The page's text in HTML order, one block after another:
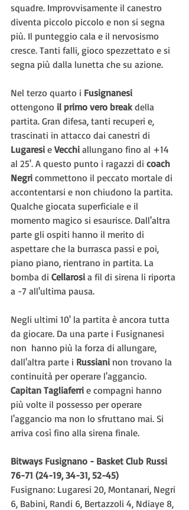
squadre. Improvvisamente il canestro
diventa piccolo piccolo e non si segna
più. Il punteggio cala e il nervosismo
cresce. Tanti falli, gioco spezzettato e si
segna più dalla lunetta che su azione.
Nel terzo quarto i Fusignanesi
ottengono il primo vero break della
partita. Gran difesa, tanti recuperi e,
trascinati in attacco dai canestri di
Lugaresi e Vecchi allungano fino al +14
al 25'. A questo punto i ragazzi di coach
Negri commettono il peccato mortale di
accontentarsi e non chiudono la partita.
Qualche giocata superficiale e il
momento magico si esaurisce. Dall'altra
parte gli ospiti hanno il merito di
aspettare che la burrasca passi e poi,
piano piano, rientrano in partita. La
bomba di Cellarosi a fil di sirena li riporta
a -7 all'ultima pausa.
Negli ultimi 10' la partita è ancora tutta
da giocare. Da una parte i Fusignanesi
non  hanno più la forza di allungare,
dall'altra parte i Russiani non trovano la
continuità per operare l'aggancio.
Capitan Tagliaferri e compagni hanno
più volte il possesso per operare
l'aggancio ma non lo sfruttano mai. Si
arriva così fino alla sirena finale.
Bitways Fusignano - Basket Club Russi
76-71 (24-19, 34-31, 52-45)
Fusignano: Lugaresi 20, Montanari, Negri
6, Babini, Randi 6, Bertazzoli 4, Ndiaye 8,